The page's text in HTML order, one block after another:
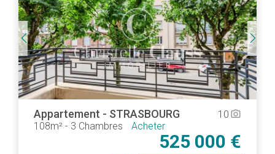
Appartement - STRASBOURG
108m² - 3 Chambres Acheter
10 camera_alt
525 000 €